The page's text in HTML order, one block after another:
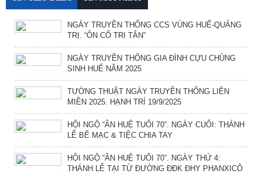
NGÀY TRUYỀN THỐNG CCS VÙNG HUẾ-QUẢNG
TRỊ. “ÔN CỐ TRI TÂN”
NGÀY TRUYỀN THỐNG GIA ĐÌNH CỰU CHỦNG
SINH HUẾ NĂM 2025
TƯỜNG THUẬT NGÀY TRUYỀN THỐNG LIÊN
MIỀN 2025. HẠNH TRÍ 19/9/2025
HỘI NGỘ “ÂN HUỆ TUỔI 70”. NGÀY CUỐI: THÁNH
LỄ BẾ MẠC & TIỆC CHIA TAY
HỘI NGỘ “ÂN HUỆ TUỔI 70”. NGÀY THỨ 4:
THÁNH LỄ TẠI TỪ ĐƯỜNG ĐĐK ĐHY PHANXICÔ